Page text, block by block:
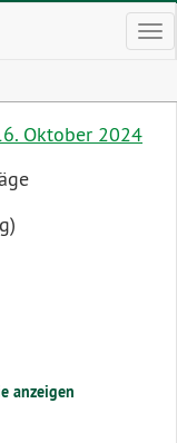
Oktober 2024
anzeigen